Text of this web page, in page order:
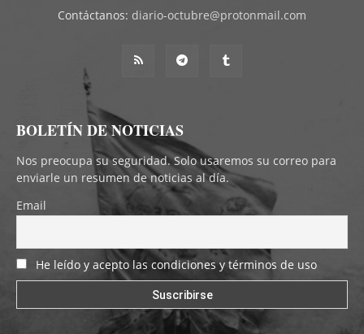
Contáctanos: diario-octubre@protonmail.com
BOLETÍN DE NOTICIAS
Nos preocupa su seguridad. Solo usaremos su correo para
enviarle un resumen de noticias al día.
Email
He leído y acepto las condiciones y términos de uso